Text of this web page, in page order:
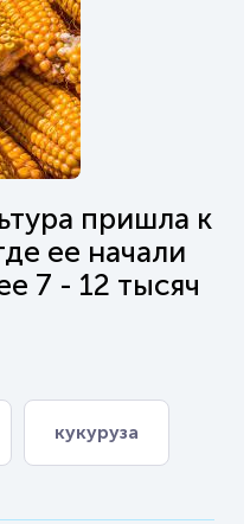
пришла к
ее начали
7 - 12 тысяч
кукуруза